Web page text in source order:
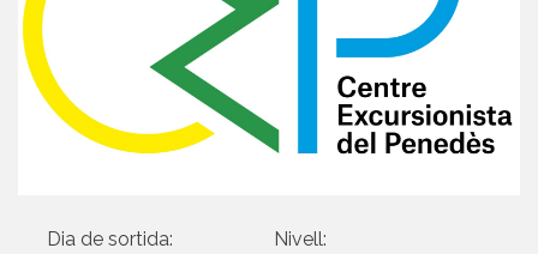
Dia de sortida:
Nivell: